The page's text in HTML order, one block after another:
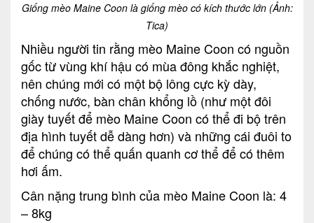
Giống mèo Maine Coon là giống mèo có kích thước lớn (Ảnh:
Tica)
Nhiều người tin rằng mèo Maine Coon có nguồn
gốc từ vùng khí hậu có mùa đông khắc nghiệt,
nên chúng mới có một bộ lông cực kỳ dày,
chống nước, bàn chân khổng lồ (như một đôi
giày tuyết để mèo Maine Coon có thể đi bộ trên
địa hình tuyết dễ dàng hơn) và những cái đuôi to
để chúng có thể quấn quanh cơ thể để có thêm
hơi ấm.
Cân nặng trung bình của mèo Maine Coon là: 4
– 8kg